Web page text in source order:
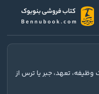
تعهد، جبر یا ترس از